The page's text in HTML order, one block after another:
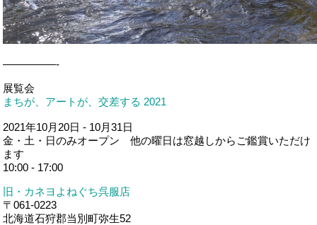
—————-
展覧会
まちが、アートが、交差する 2021
2021年10月20日 - 10月31日
金・土・日のみオープン 他の曜日は窓越しからご鑑賞いただけ
ます
10:00 - 17:00
旧・カネヨよねぐち呉服店
〒061-0223
北海道石狩郡当別町弥生52